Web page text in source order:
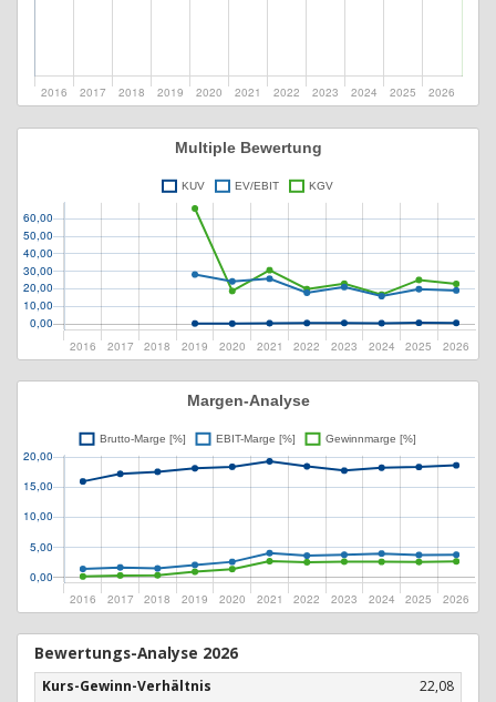
Bewertungs-Analyse 2026
Kurs-Gewinn-Verhältnis
22,08